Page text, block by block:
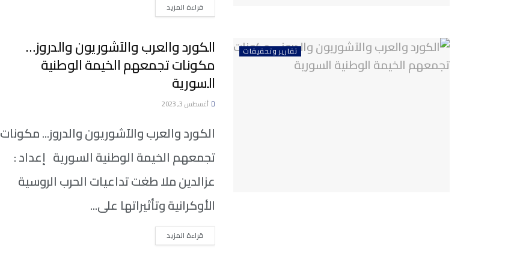
قراءة المزيدDETAILS
تقارير وتحقيقات الكورد والعرب والآشوريون والدروز…
مكونات تجمعهم الخيمة الوطنية
السورية
أغسطس 3, 2023
الكورد والعرب والآشوريون والدروز... مكونات
تجمعهم الخيمة الوطنية السورية إعداد :
عزالدين ملا طغت تداعيات الحرب الروسية
الأوكرانية وتأثيراتها على...
قراءة المزيدDETAILS